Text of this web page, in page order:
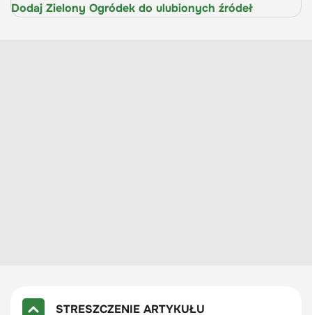
Dodaj Zielony Ogródek do ulubionych źródeł
STRESZCZENIE ARTYKUŁU